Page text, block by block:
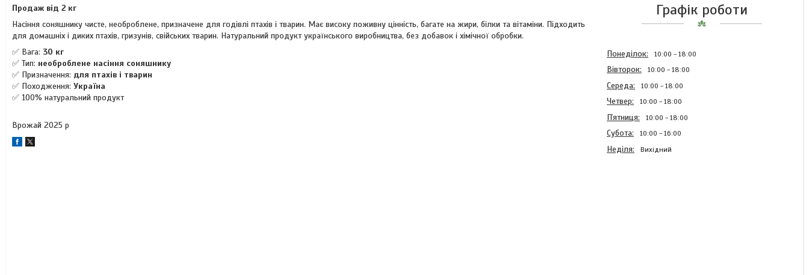
Продаж від 2 кг
Насіння соняшнику чисте, необроблене, призначене для годівлі птахів і тварин. Має високу поживну цінність, багате на жири, білки та вітаміни. Підходить
для домашніх і диких птахів, гризунів, свійських тварин. Натуральний продукт українського виробництва, без добавок і хімічної обробки.
✅ Вага: 30 кг
✅ Тип: необроблене насіння соняшнику
✅ Призначення: для птахів і тварин
✅ Походження: Україна
✅ 100% натуральний продукт
Врожай 2025 р
Графік роботи
Понеділок 10:00 18:00
Вівторок 10:00 18:00
Середа 10:00 18:00
Четвер 10:00 18:00
Пʼятниця 10:00 18:00
Субота 10:00 16:00
Неділя Вихідний